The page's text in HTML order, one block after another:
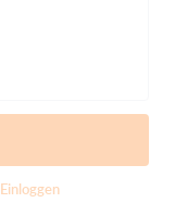
Einloggen